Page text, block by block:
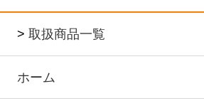
> 取扱商品一覧
ホーム